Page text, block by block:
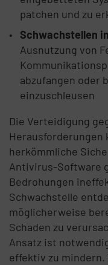
patchen und zu
Schwachstellen
Ausnutzung von
abzufangen oder
einzuschleusen
Die Verteidigung
Herausforderungen
herkömmliche
Antivirus-Software
Bedrohungen
Schwachstelle
möglicherweise
Schaden zu
Ansatz ist
effektiv zu